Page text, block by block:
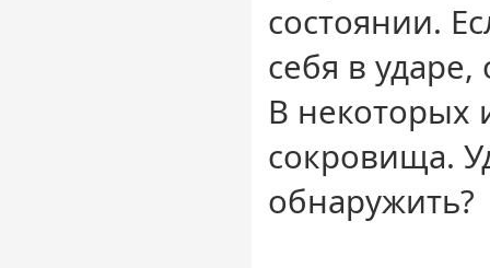
состоянии.
себя в
В некоторых
сокровища.
обнаружить?